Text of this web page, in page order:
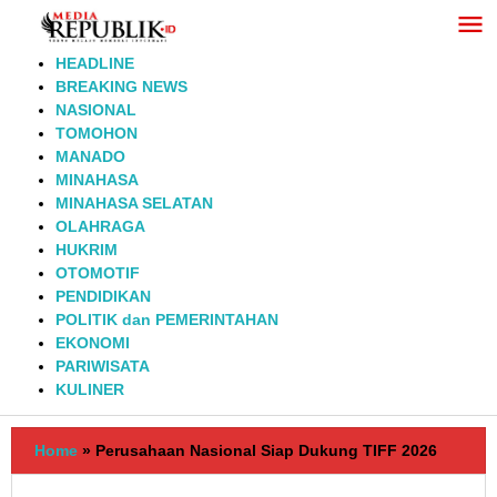
Lewati
HEADLINE
BREAKING NEWS
NASIONAL
TOMOHON
MANADO
MINAHASA
MINAHASA SELATAN
OLAHRAGA
HUKRIM
OTOMOTIF
PENDIDIKAN
POLITIK dan PEMERINTAHAN
EKONOMI
PARIWISATA
KULINER
Home » Perusahaan Nasional Siap Dukung TIFF 2026